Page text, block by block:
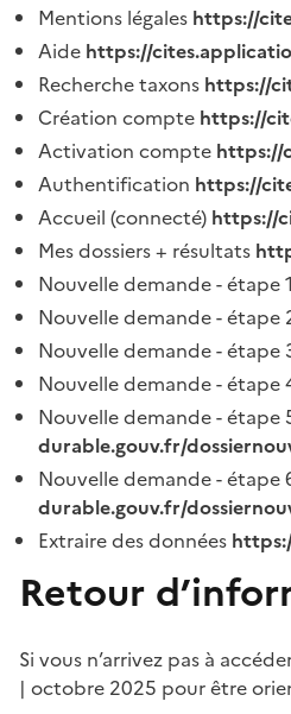
Mentions légales https://
Aide https://
Recherche taxons https://
Création compte https://
Activation compte https://
Authentification https://
Accueil (connecté) https://
Mes dossiers + résultats
Nouvelle demande - étape
Nouvelle demande - étape
Nouvelle demande - étape
Nouvelle demande - étape
Nouvelle demande - étape
durable.gouv.fr/
Nouvelle demande - étape
durable.gouv.fr/
Extraire des données
Retour
Si vous n’arrivez pas à
| octobre 2025 pour être